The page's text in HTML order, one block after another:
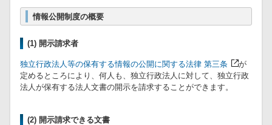
情報公開制度の概要
(1) 開示請求者
独立行政法人等の保有する情報の公開に関する法律 第三条
が
定めるところにより、何人も、独立行政法人に対して、独立行政
法人が保有する法人文書の開示を請求することができます。
(2) 開示請求できる文書